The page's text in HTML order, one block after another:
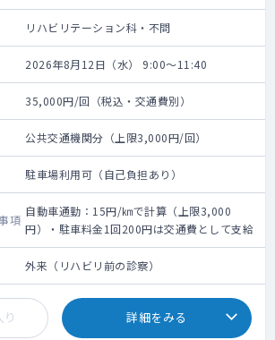
リハビリテーション科・不問
2026年8月12日（水） 9:00～11:40
35,000円/回（税込・交通費別）
公共交通機関分（上限3,000円/回）
駐車場利用可（自己負担あり）
項
自動車通勤：15円/㎞で計算（上限3,000
円）・駐車料金1回200円は交通費として支給
外来（リハビリ前の診察）
詳細をみる